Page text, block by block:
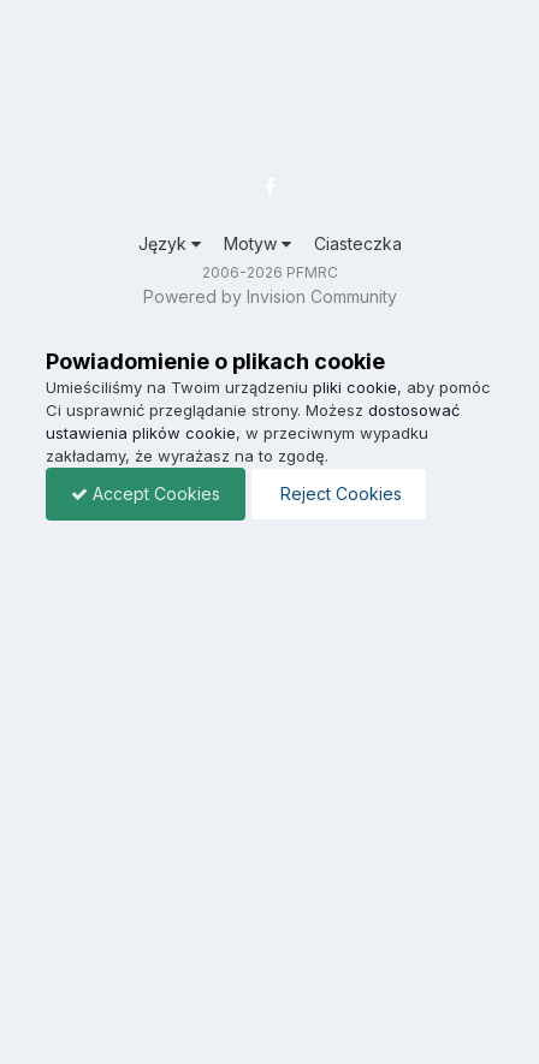
Język Motyw Ciasteczka
2006-2026 PFMRC
Powered by Invision Community
Powiadomienie o plikach cookie
Umieściliśmy na Twoim urządzeniu pliki cookie, aby pomóc
Ci usprawnić przeglądanie strony. Możesz dostosować
ustawienia plików cookie, w przeciwnym wypadku
zakładamy, że wyrażasz na to zgodę.
Accept Cookies Reject Cookies